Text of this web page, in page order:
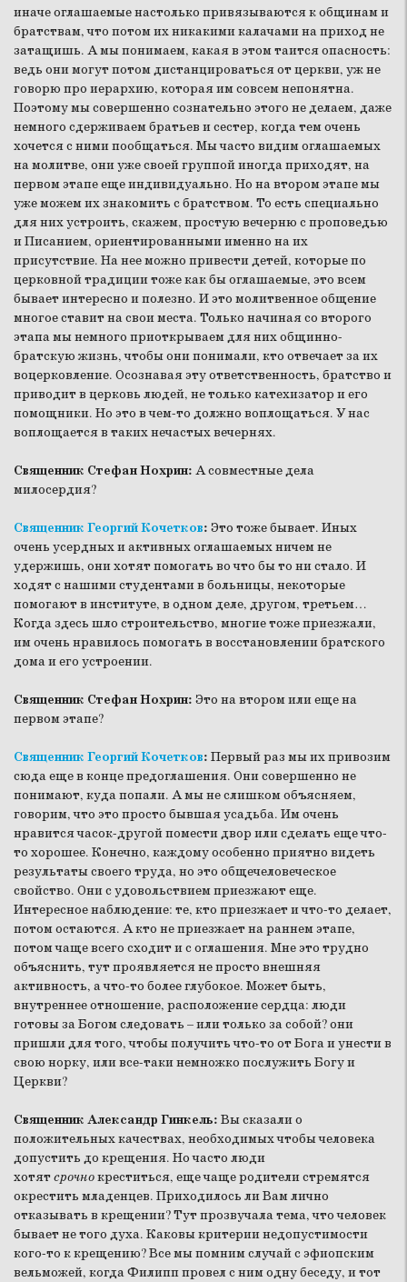
иначе оглашаемые настолько привязываются к общинам и
братствам, что потом их никакими калачами на приход не
затащишь. А мы понимаем, какая в этом таится опасность:
ведь они могут потом дистанцироваться от церкви, уж не
говорю про иерархию, которая им совсем непонятна.
Поэтому мы совершенно сознательно этого не делаем, даже
немного сдерживаем братьев и сестер, когда тем очень
хочется с ними пообщаться. Мы часто видим оглашаемых
на молитве, они уже своей группой иногда приходят, на
первом этапе еще индивидуально. Но на втором этапе мы
уже можем их знакомить с братством. То есть специально
для них устроить, скажем, простую вечерню с проповедью
и Писанием, ориентированными именно на их
присутствие. На нее можно привести детей, которые по
церковной традиции тоже как бы оглашаемые, это всем
бывает интересно и полезно. И это молитвенное общение
многое ставит на свои места. Только начиная со второго
этапа мы немного приоткрываем для них общинно-
братскую жизнь, чтобы они понимали, кто отвечает за их
воцерковление. Осознавая эту ответственность, братство и
приводит в церковь людей, не только катехизатор и его
помощники. Но это в чем-то должно воплощаться. У нас
воплощается в таких нечастых вечернях.
Священник Стефан Нохрин: А совместные дела
милосердия?
Священник Георгий Кочетков: Это тоже бывает. Иных
очень усердных и активных оглашаемых ничем не
удержишь, они хотят помогать во что бы то ни стало. И
ходят с нашими студентами в больницы, некоторые
помогают в институте, в одном деле, другом, третьем…
Когда здесь шло строительство, многие тоже приезжали,
им очень нравилось помогать в восстановлении братского
дома и его устроении.
Священник Стефан Нохрин: Это на втором или еще на
первом этапе?
Священник Георгий Кочетков: Первый раз мы их привозим
сюда еще в конце предоглашения. Они совершенно не
понимают, куда попали. А мы не слишком объясняем,
говорим, что это просто бывшая усадьба. Им очень
нравится часок-другой помести двор или сделать еще что-
то хорошее. Конечно, каждому особенно приятно видеть
результаты своего труда, но это общечеловеческое
свойство. Они с удовольствием приезжают еще.
Интересное наблюдение: те, кто приезжает и что-то делает,
потом остаются. А кто не приезжает на раннем этапе,
потом чаще всего сходит и с оглашения. Мне это трудно
объяснить, тут проявляется не просто внешняя
активность, а что-то более глубокое. Может быть,
внутреннее отношение, расположение сердца: люди
готовы за Богом следовать – или только за собой? они
пришли для того, чтобы получить что-то от Бога и унести в
свою норку, или все-таки немножко послужить Богу и
Церкви?
Священник Александр Гинкель: Вы сказали о
положительных качествах, необходимых чтобы человека
допустить до крещения. Но часто люди
хотятсрочнокреститься, еще чаще родители стремятся
окрестить младенцев. Приходилось ли Вам лично
отказывать в крещении? Тут прозвучала тема, что человек
бывает не того духа. Каковы критерии недопустимости
кого-то к крещению? Все мы помним случай с эфиопским
вельможей, когда Филипп провел с ним одну беседу, и тот